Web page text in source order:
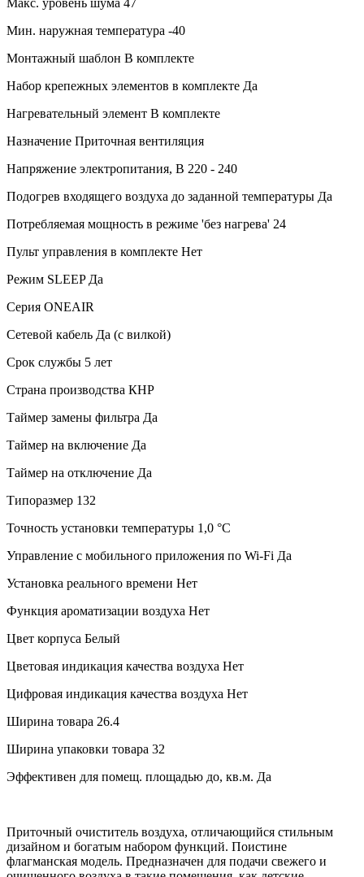
Мин. наружная температура -40
Монтажный шаблон В комплекте
Набор крепежных элементов в комплекте Да
Нагревательный элемент В комплекте
Назначение Приточная вентиляция
Напряжение электропитания, В 220 - 240
Подогрев входящего воздуха до заданной температуры Да
Потребляемая мощность в режиме 'без нагрева' 24
Пульт управления в комплекте Нет
Режим SLEEP Да
Серия ONEAIR
Сетевой кабель Да (с вилкой)
Срок службы 5 лет
Страна производства КНР
Таймер замены фильтра Да
Таймер на включение Да
Таймер на отключение Да
Типоразмер 132
Точность установки температуры 1,0 °С
Управление c мобильного приложения по Wi-Fi Да
Установка реального времени Нет
Функция ароматизации воздуха Нет
Цвет корпуса Белый
Цветовая индикация качества воздуха Нет
Цифровая индикация качества воздуха Нет
Ширина товара 26.4
Ширина упаковки товара 32
Эффективен для помещ. площадью до, кв.м. Да
Приточный очиститель воздуха, отличающийся стильным
дизайном и богатым набором функций. Поистине
флагманская модель. Предназначен для подачи свежего и